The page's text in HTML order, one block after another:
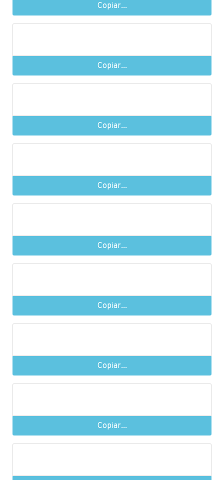
Copiar...
Copiar...
Copiar...
Copiar...
Copiar...
Copiar...
Copiar...
Copiar...